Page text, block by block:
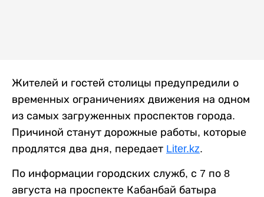
Жителей и гостей столицы предупредили о
временных ограничениях движения на одном
из самых загруженных проспектов города.
Причиной станут дорожные работы, которые
продлятся два дня, передает Liter.kz.
По информации городских служб, с 7 по 8
августа на проспекте Кабанбай батыра